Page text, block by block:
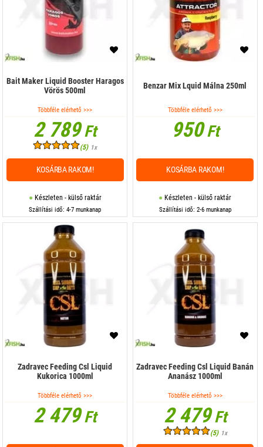
Bait Maker Liquid Booster Haragos
Vörös 500ml
Többféle elérhető >>>
2 789Ft
(5) 1x
Készleten - külső raktár
Szállítási idő: 4-7 munkanap
KOSÁRBA RAKOM!
Benzar Mix Lquid Málna 250ml
Többféle elérhető >>>
950Ft
Készleten - külső raktár
Szállítási idő: 2-6 munkanap
KOSÁRBA RAKOM!
Zadravec Feeding Csl Liquid
Kukorica 1000ml
Többféle elérhető >>>
2 479Ft
Zadravec Feeding Csl Liquid Banán
Ananász 1000ml
Többféle elérhető >>>
2 479Ft
(5) 1x